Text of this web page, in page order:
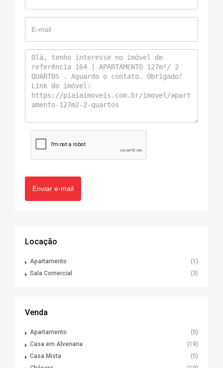
Enviar e-mail
Locação
Apartamento
(1)
Sala Comercial
(3)
Venda
Apartamento
(5)
Casa em Alvenaria
(19)
Casa Mista
(5)